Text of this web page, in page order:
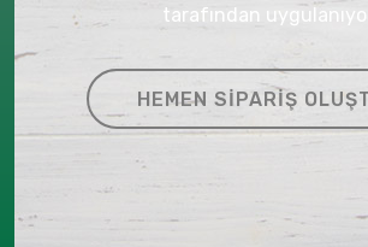
tarafından
HEMEN SIPARIŞ